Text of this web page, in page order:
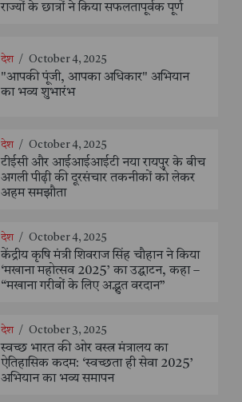
राज्यों के छात्रों ने किया सफलतापूर्वक पूर्ण
देश / October 4, 2025
"आपकी पूंजी, आपका अधिकार" अभियान
का भव्य शुभारंभ
देश / October 4, 2025
टीईसी और आईआईआईटी नया रायपुर के बीच
अगली पीढ़ी की दूरसंचार तकनीकों को लेकर
अहम समझौता
देश / October 4, 2025
केंद्रीय कृषि मंत्री शिवराज सिंह चौहान ने किया
‘मखाना महोत्सव 2025’ का उद्घाटन, कहा –
“मखाना गरीबों के लिए अद्भुत वरदान”
देश / October 3, 2025
स्वच्छ भारत की ओर वस्त्र मंत्रालय का
ऐतिहासिक कदम: ‘स्वच्छता ही सेवा 2025’
अभियान का भव्य समापन